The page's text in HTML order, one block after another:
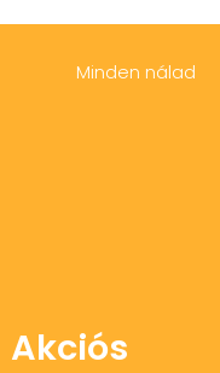
Minden nálad
Akciós